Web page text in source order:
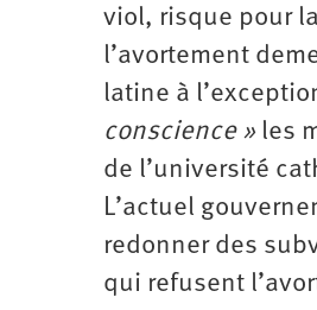
viol, risque pour
l’avortement
latine à
conscience » les
de l’université
L’actuel
redonner des
qui refusent